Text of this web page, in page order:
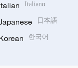
Italiano
日本語
한국어